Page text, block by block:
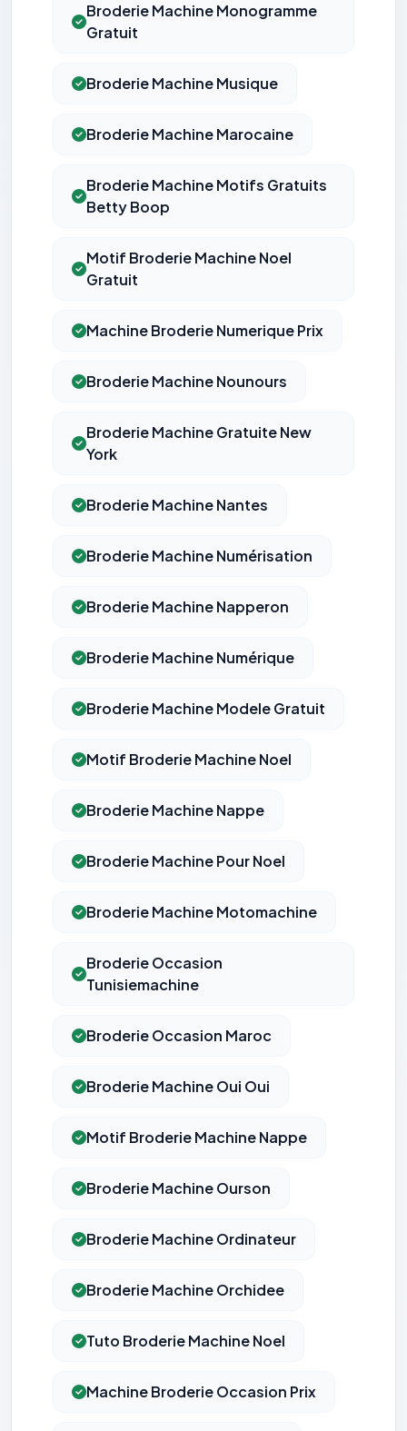
Broderie Machine Monogramme
Gratuit
Broderie Machine Musique
Broderie Machine Marocaine
Broderie Machine Motifs Gratuits
Betty Boop
Motif Broderie Machine Noel
Gratuit
Machine Broderie Numerique Prix
Broderie Machine Nounours
Broderie Machine Gratuite New
York
Broderie Machine Nantes
Broderie Machine Numérisation
Broderie Machine Napperon
Broderie Machine Numérique
Broderie Machine Modele Gratuit
Motif Broderie Machine Noel
Broderie Machine Nappe
Broderie Machine Pour Noel
Broderie Machine Motomachine
Broderie Occasion
Tunisiemachine
Broderie Occasion Maroc
Broderie Machine Oui Oui
Motif Broderie Machine Nappe
Broderie Machine Ourson
Broderie Machine Ordinateur
Broderie Machine Orchidee
Tuto Broderie Machine Noel
Machine Broderie Occasion Prix